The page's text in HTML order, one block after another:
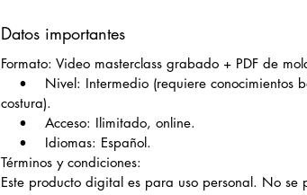
Datos importantes
Formato: Video masterclass grabado + PDF de
• Nivel: Intermedio (requiere conocimientos
costura).
• Acceso: Ilimitado, online.
• Idiomas: Español.
Términos y condiciones:
Este producto digital es para uso personal. No se